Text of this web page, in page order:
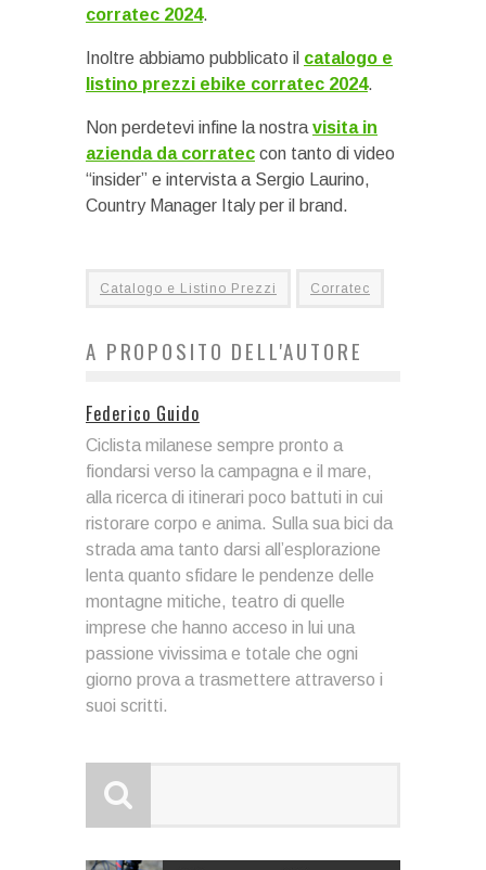
corratec 2024.
Inoltre abbiamo pubblicato il catalogo e
listino prezzi ebike corratec 2024.
Non perdetevi infine la nostra visita in
azienda da corratec con tanto di video
“insider” e intervista a Sergio Laurino,
Country Manager Italy per il brand.
Catalogo e Listino Prezzi Corratec
A PROPOSITO DELL'AUTORE
Federico Guido
Ciclista milanese sempre pronto a
fiondarsi verso la campagna e il mare,
alla ricerca di itinerari poco battuti in cui
ristorare corpo e anima. Sulla sua bici da
strada ama tanto darsi all’esplorazione
lenta quanto sfidare le pendenze delle
montagne mitiche, teatro di quelle
imprese che hanno acceso in lui una
passione vivissima e totale che ogni
giorno prova a trasmettere attraverso i
suoi scritti.